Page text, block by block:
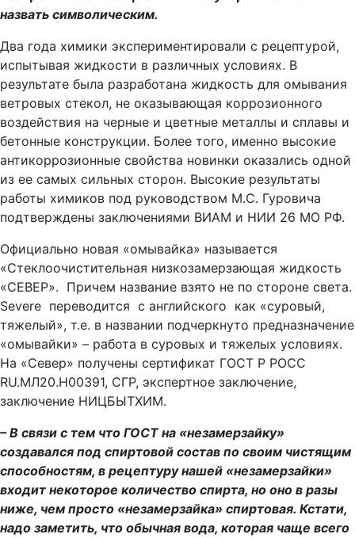
назвать символическим.
Два года химики экспериментировали с рецептурой,
испытывая жидкости в различных условиях. В
результате была разработана жидкость для омывания
ветровых стекол, не оказывающая коррозионного
воздействия на черные и цветные металлы и сплавы и
бетонные конструкции. Более того, именно высокие
антикоррозионные свойства новинки оказались одной
из ее самых сильных сторон. Высокие результаты
работы химиков под руководством М.С. Гуровича
подтверждены заключениями ВИАМ и НИИ 26 МО РФ.
Официально новая «омывайка» называется
«Стеклоочистительная низкозамерзающая жидкость
«СЕВЕР». Причем название взято не по стороне света.
Severe переводится с английского как «суровый,
тяжелый», т.е. в названии подчеркнуто предназначение
«омывайки» – работа в суровых и тяжелых условиях.
На «Север» получены сертификат ГОСТ Р POCC
RU.МЛ20.Н00391, СГР, экспертное заключение,
заключение НИЦБЫТХИМ.
– В связи с тем что ГОСТ на «незамерзайку»
создавался под спиртовой состав по своим чистящим
способностям, в рецептуру нашей «незамерзайки»
входит некоторое количество спирта, но оно в разы
ниже, чем просто «незамерзайка» спиртовая. Кстати,
надо заметить, что обычная вода, которая чаще всего